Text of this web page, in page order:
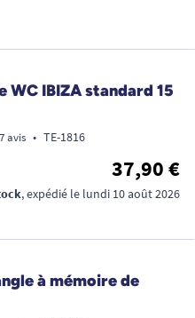
WC IBIZA standard 15
avis • TE-1816
37,90 €
, expédié le lundi 10 août 2026
à mémoire de